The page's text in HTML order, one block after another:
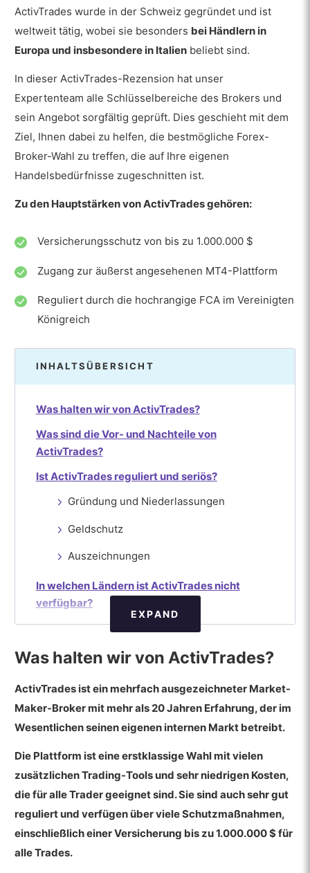
ActivTrades wurde in der Schweiz gegründet und ist
weltweit tätig, wobei sie besonders bei Händlern in
Europa und insbesondere in Italien beliebt sind.
In dieser ActivTrades-Rezension hat unser
Expertenteam alle Schlüsselbereiche des Brokers und
sein Angebot sorgfältig geprüft. Dies geschieht mit dem
Ziel, Ihnen dabei zu helfen, die bestmögliche Forex-
Broker-Wahl zu treffen, die auf Ihre eigenen
Handelsbedürfnisse zugeschnitten ist.
Zu den Hauptstärken von ActivTrades gehören:
Versicherungsschutz von bis zu 1.000.000 $
Zugang zur äußerst angesehenen MT4-Plattform
Reguliert durch die hochrangige FCA im Vereinigten
Königreich
INHALTSÜBERSICHT
Was halten wir von ActivTrades?
Was sind die Vor- und Nachteile von
ActivTrades?
Ist ActivTrades reguliert und seriös?
Gründung und Niederlassungen
Geldschutz
Auszeichnungen
In welchen Ländern ist ActivTrades nicht
verfügbar?
Welche ActivTrades-Kontotypen gibt es?
Demo
Islamisches ActivTrades-Konto
ActivTrades Professional Account
Wie kann man bei ActivTrades Ein- und
Auszahlungen vornehmen?
Kontowährung
Einzahlung
EXPAND
Was halten wir von ActivTrades?
ActivTrades ist ein mehrfach ausgezeichneter Market-
Maker-Broker mit mehr als 20 Jahren Erfahrung, der im
Wesentlichen seinen eigenen internen Markt betreibt.
Die Plattform ist eine erstklassige Wahl mit vielen
zusätzlichen Trading-Tools und sehr niedrigen Kosten,
die für alle Trader geeignet sind. Sie sind auch sehr gut
reguliert und verfügen über viele Schutzmaßnahmen,
einschließlich einer Versicherung bis zu 1.000.000 $ für
alle Trades.